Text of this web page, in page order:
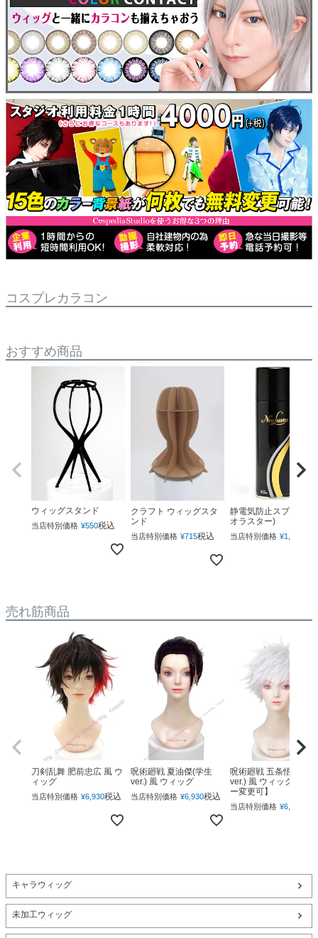
コスプレカラコン
おすすめ商品
ウィッグスタンド
当店特別価格 ¥550税込
クラフト ウィッグスタ
ンド
当店特別価格 ¥715税込
静電気防止スプレー(ネ
オラスター)
当店特別価格 ¥1,760
売れ筋商品
刀剣乱舞 肥前忠広 風 ウ
ィッグ
当店特別価格 ¥6,930税込
呪術廻戦 夏油傑(学生
ver.) 風 ウィッグ
当店特別価格 ¥6,930税込
呪術廻戦 五条悟(下ろ
ver.) 風 ウィッグ 【カ
ー変更可】
当店特別価格 ¥6,930
キャラウィッグ
未加工ウィッグ